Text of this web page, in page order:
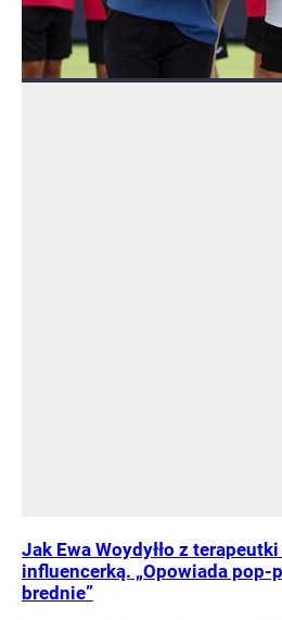
Jak Ewa Woydyłło z
influencerką. „Opowiada
brednie”